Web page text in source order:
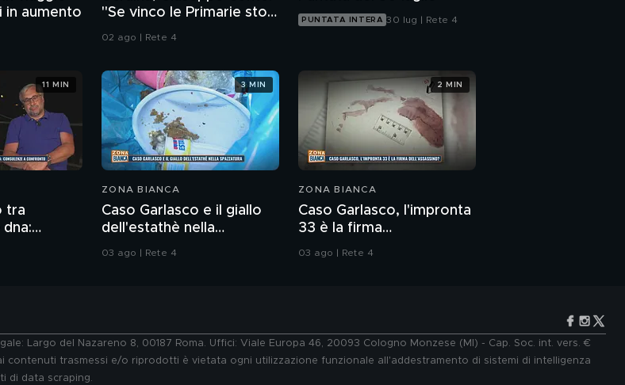
in aumento
"Se vinco le Primarie stop
alle armi"
02 ago | Rete 4
PUNTATA INTERA 30 lug | Rete 4
tra
11 MIN
ZONA BIANCA
Caso Garlasco e il giallo
dell'estathè nella
spazzatura
03 ago | Rete 4
3 MIN
ZONA BIANCA
Caso Garlasco, l'impronta
33 è la firma
dell'assassino?
03 ago | Rete 4
2 MIN
Largo del Nazareno 8, 00187 Roma. Uffici: Viale Europa 46, 20093 Cologno Monzese (MI) - Cap. Soc. int. vers. €
contenuti trasmessi e/o riprodotti è vietata ogni utilizzazione funzionale all'addestramento di sistemi di intelligenza
di data scraping.